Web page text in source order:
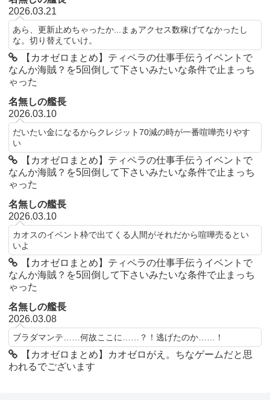
2026.03.21
あら、更新止めちゃったか...まぁアクセス数稼げてなかったし
な。切り替えていけ。
【カオゼロまとめ】ティペラの仕事手伝うイベントで
なんか海賊？を5回倒して下さいみたいな条件で止まっち
ゃった
名無しの艦長
2026.03.10
だいたい金になるからクレジット70減の時が一番喧嘩売りやす
い
【カオゼロまとめ】ティペラの仕事手伝うイベントで
なんか海賊？を5回倒して下さいみたいな条件で止まっち
ゃった
名無しの艦長
2026.03.10
カオスのイベント枠で出てくる人間がそれだから喧嘩売るとい
いよ
【カオゼロまとめ】ティペラの仕事手伝うイベントで
なんか海賊？を5回倒して下さいみたいな条件で止まっち
ゃった
名無しの艦長
2026.03.08
ブラダマンテ……何故ここに……？！逃げたのか……！
【カオゼロまとめ】カオゼロがえ。ちなゲームだと思
われるでございます